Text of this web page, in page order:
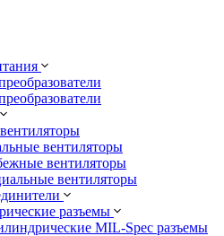
вентиляторы
вентиляторы
вентиляторы
разъемы
MIL-Spec разъемы